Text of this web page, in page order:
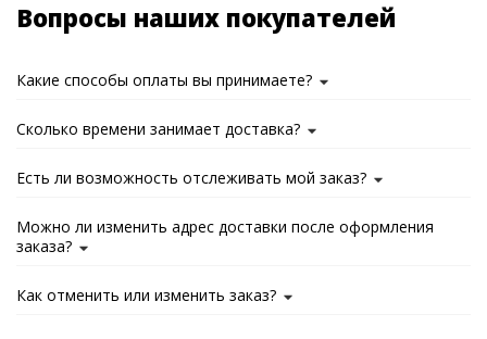
Вопросы наших покупателей
Какие способы оплаты вы принимаете?
Сколько времени занимает доставка?
Есть ли возможность отслеживать мой заказ?
Можно ли изменить адрес доставки после оформления
заказа?
Как отменить или изменить заказ?